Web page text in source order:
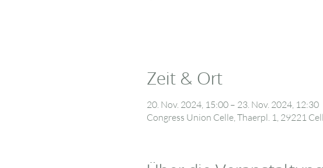
Zeit & Ort
20. Nov. 2024, 15:00 – 23. Nov. 2024, 12:30
Congress Union Celle, Thaerpl. 1, 29221